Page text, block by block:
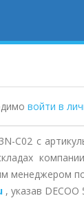
войти в
C02 с
менеджером
, указав